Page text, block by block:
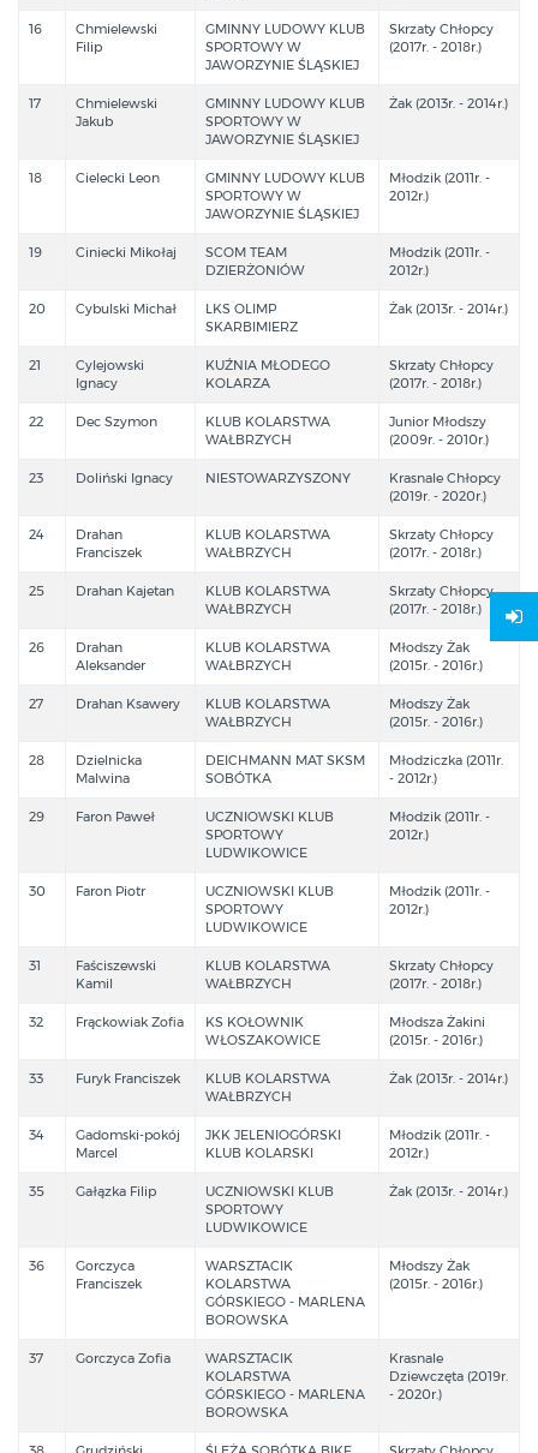
16
Chmielewski
Filip
GMINNY LUDOWY KLUB
SPORTOWY W
JAWORZYNIE ŚLĄSKIEJ
Skrzaty Chłopcy
(2017r. - 2018r.)
17
Chmielewski
Jakub
GMINNY LUDOWY KLUB
SPORTOWY W
JAWORZYNIE ŚLĄSKIEJ
Żak (2013r. - 2014r.)
18 Cielecki Leon
GMINNY LUDOWY KLUB
SPORTOWY W
JAWORZYNIE ŚLĄSKIEJ
Młodzik (2011r. -
2012r.)
19 Ciniecki Mikołaj
SCOM TEAM
DZIERŻONIÓW
Młodzik (2011r. -
2012r.)
20 Cybulski Michał
LKS OLIMP
SKARBIMIERZ
Żak (2013r. - 2014r.)
21
Cylejowski
Ignacy
KUŹNIA MŁODEGO
KOLARZA
Skrzaty Chłopcy
(2017r. - 2018r.)
22 Dec Szymon
KLUB KOLARSTWA
WAŁBRZYCH
Junior Młodszy
(2009r. - 2010r.)
23 Doliński Ignacy NIESTOWARZYSZONY
Krasnale Chłopcy
(2019r. - 2020r.)
24
Drahan
Franciszek
KLUB KOLARSTWA
WAŁBRZYCH
Skrzaty Chłopcy
(2017r. - 2018r.)
25 Drahan Kajetan
KLUB KOLARSTWA
WAŁBRZYCH
Skrzaty Chłopcy
(2017r. - 2018r.)
26
Drahan
Aleksander
KLUB KOLARSTWA
WAŁBRZYCH
Młodszy Żak
(2015r. - 2016r.)
27 Drahan Ksawery
KLUB KOLARSTWA
WAŁBRZYCH
Młodszy Żak
(2015r. - 2016r.)
28
Dzielnicka
Malwina
DEICHMANN MAT SKSM
SOBÓTKA
Młodziczka (2011r.
- 2012r.)
29 Faron Paweł
UCZNIOWSKI KLUB
SPORTOWY
LUDWIKOWICE
Młodzik (2011r. -
2012r.)
30 Faron Piotr
UCZNIOWSKI KLUB
SPORTOWY
LUDWIKOWICE
Młodzik (2011r. -
2012r.)
31
Faściszewski
Kamil
KLUB KOLARSTWA
WAŁBRZYCH
Skrzaty Chłopcy
(2017r. - 2018r.)
32 Frąckowiak Zofia
KS KOŁOWNIK
WŁOSZAKOWICE
Młodsza Żakini
(2015r. - 2016r.)
33 Furyk Franciszek
KLUB KOLARSTWA
WAŁBRZYCH
Żak (2013r. - 2014r.)
34
Gadomski-pokój
Marcel
JKK JELENIOGÓRSKI
KLUB KOLARSKI
Młodzik (2011r. -
2012r.)
35 Gałązka Filip
UCZNIOWSKI KLUB
SPORTOWY
LUDWIKOWICE
Żak (2013r. - 2014r.)
36
Gorczyca
Franciszek
WARSZTACIK
KOLARSTWA
GÓRSKIEGO - MARLENA
BOROWSKA
Młodszy Żak
(2015r. - 2016r.)
37 Gorczyca Zofia
WARSZTACIK
KOLARSTWA
GÓRSKIEGO - MARLENA
BOROWSKA
Krasnale
Dziewczęta (2019r.
- 2020r.)